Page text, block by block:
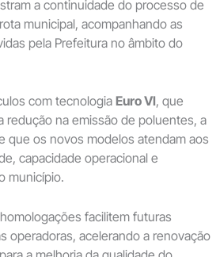
a continuidade do processo de
municipal, acompanhando as
pela Prefeitura no âmbito do
com tecnologia Euro VI, que
redução na emissão de poluentes, a
que os novos modelos atendam aos
capacidade operacional e
município.
facilitem futuras
operadoras, acelerando a renovação